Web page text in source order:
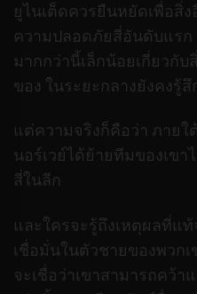
ยูไนเต็ดควรยืนหยัดเพื่อสิ่
ความปลอดภัยสี่อันดับแรก
มากกว่านี้เล็กน้อยเกี่ยวกั
ของ ในระยะกลางยังคงรู้
แต่ความจริงก็คือว่า ภายใ
นอร์เวย์ได้ย้ายทีมของเขา
สี่ในลีก
และใครจะรู้ถึงเหตุผลที่แ
เชื่อมั่นในตัวชายของพวกเ
จะเชื่อว่าเขาสามารถคว้